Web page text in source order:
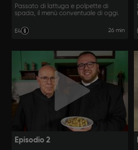
Passato di lattuga e polpette di
spada, il menù conventuale di oggi.
E4 26 min
Episodio 2